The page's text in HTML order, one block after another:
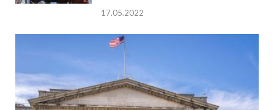
17.05.2022